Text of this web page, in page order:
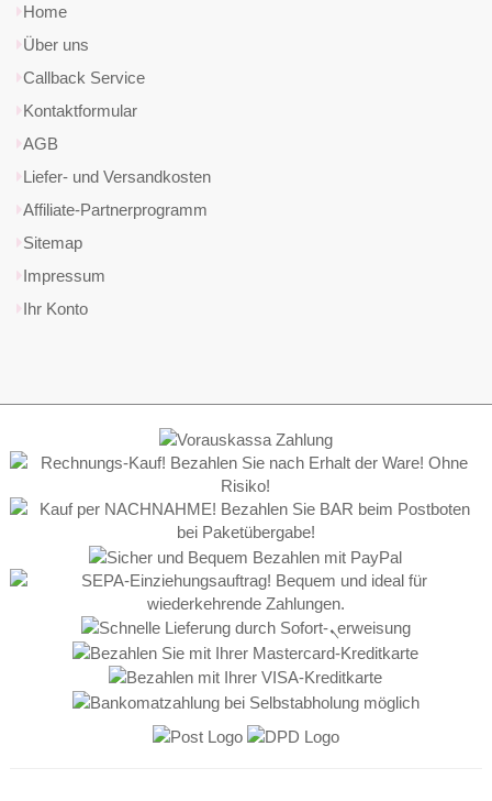
Home
Über uns
Callback Service
Kontaktformular
AGB
Liefer- und Versandkosten
Affiliate-Partnerprogramm
Sitemap
Impressum
Ihr Konto